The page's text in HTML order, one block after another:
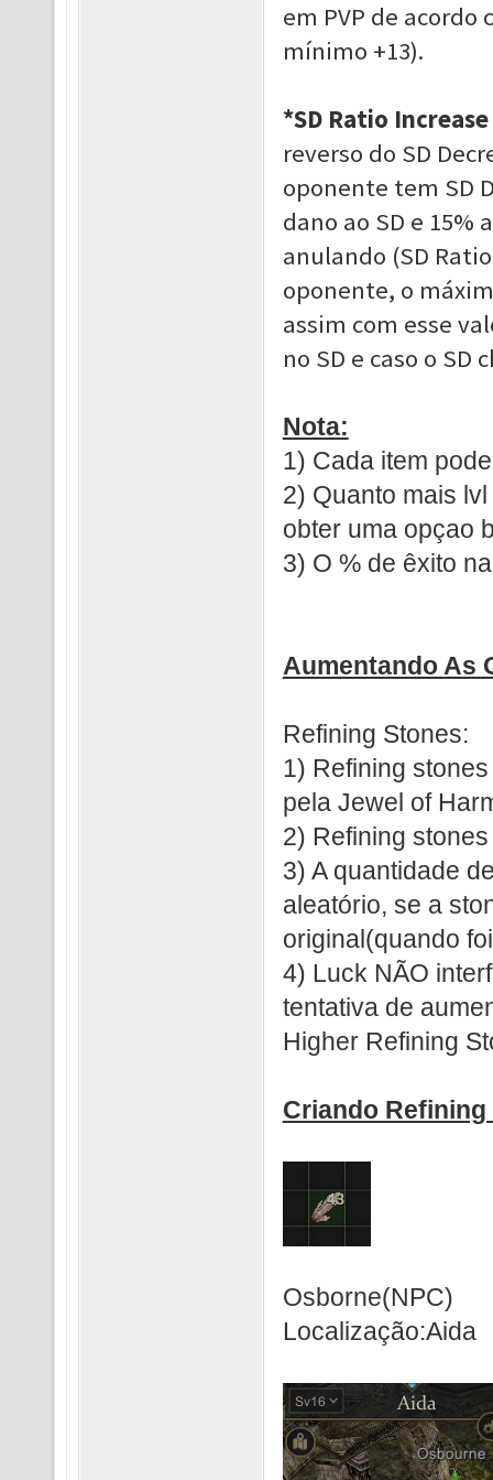
em PVP de acordo
mínimo +13).
*SD Ratio Increase
reverso do SD
oponente tem SD
dano ao SD e 15%
anulando (SD
oponente, o
assim com esse
no SD e caso o SD
Nota:
1) Cada item
2) Quanto mais
obter uma opçao
3) O % de êxito
Aumentando As
Refining Stones:
1) Refining
pela Jewel of
2) Refining
3) A quantidade
aleatório, se a
original(quando
4) Luck NÃO
tentativa de
Higher Refining
Criando
Osborne(NPC)
Localização:Aida